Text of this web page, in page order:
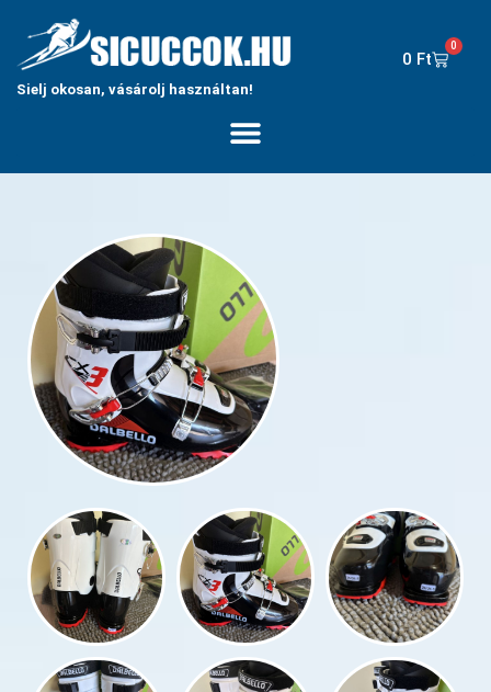
Sielj okosan, vásárolj használtan!
0 Ft
0